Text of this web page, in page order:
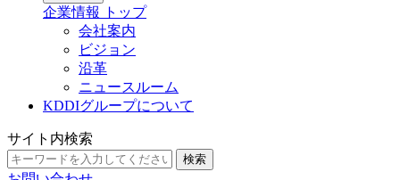
企業情報 トップ
会社案内
ビジョン
沿革
ニュースルーム
KDDIグループについて
サイト内検索
検索